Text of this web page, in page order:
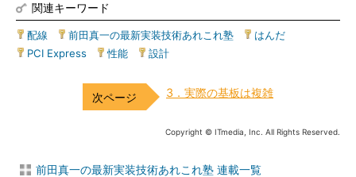
関連キーワード
配線 前田真一の最新実装技術あれこれ塾 はんだ
PCI Express
性能 設計
3．実際の基板は複雑
Copyright © ITmedia, Inc. All Rights Reserved.
前田真一の最新実装技術あれこれ塾 連載一覧